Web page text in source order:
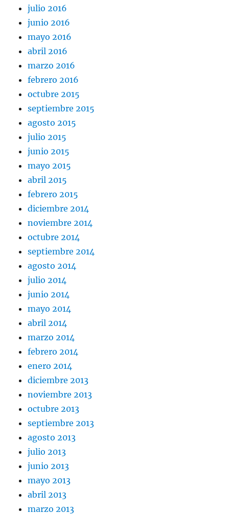
julio 2016
junio 2016
mayo 2016
abril 2016
marzo 2016
febrero 2016
octubre 2015
septiembre 2015
agosto 2015
julio 2015
junio 2015
mayo 2015
abril 2015
febrero 2015
diciembre 2014
noviembre 2014
octubre 2014
septiembre 2014
agosto 2014
julio 2014
junio 2014
mayo 2014
abril 2014
marzo 2014
febrero 2014
enero 2014
diciembre 2013
noviembre 2013
octubre 2013
septiembre 2013
agosto 2013
julio 2013
junio 2013
mayo 2013
abril 2013
marzo 2013